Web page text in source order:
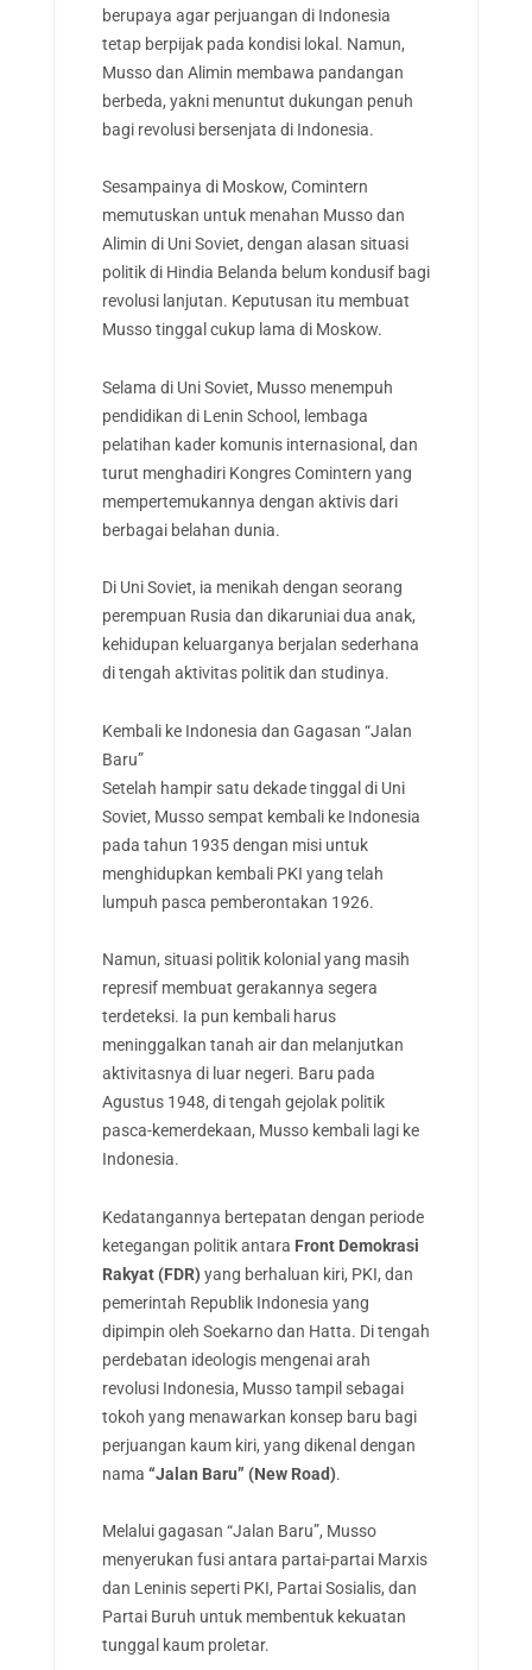
berupaya agar perjuangan di Indonesia
tetap berpijak pada kondisi lokal. Namun,
Musso dan Alimin membawa pandangan
berbeda, yakni menuntut dukungan penuh
bagi revolusi bersenjata di Indonesia.
Sesampainya di Moskow, Comintern
memutuskan untuk menahan Musso dan
Alimin di Uni Soviet, dengan alasan situasi
politik di Hindia Belanda belum kondusif bagi
revolusi lanjutan. Keputusan itu membuat
Musso tinggal cukup lama di Moskow.
Selama di Uni Soviet, Musso menempuh
pendidikan di Lenin School, lembaga
pelatihan kader komunis internasional, dan
turut menghadiri Kongres Comintern yang
mempertemukannya dengan aktivis dari
berbagai belahan dunia.
Di Uni Soviet, ia menikah dengan seorang
perempuan Rusia dan dikaruniai dua anak,
kehidupan keluarganya berjalan sederhana
di tengah aktivitas politik dan studinya.
Kembali ke Indonesia dan Gagasan “Jalan
Baru”
Setelah hampir satu dekade tinggal di Uni
Soviet, Musso sempat kembali ke Indonesia
pada tahun 1935 dengan misi untuk
menghidupkan kembali PKI yang telah
lumpuh pasca pemberontakan 1926.
Namun, situasi politik kolonial yang masih
represif membuat gerakannya segera
terdeteksi. Ia pun kembali harus
meninggalkan tanah air dan melanjutkan
aktivitasnya di luar negeri. Baru pada
Agustus 1948, di tengah gejolak politik
pasca-kemerdekaan, Musso kembali lagi ke
Indonesia.
Kedatangannya bertepatan dengan periode
ketegangan politik antara Front Demokrasi
Rakyat (FDR) yang berhaluan kiri, PKI, dan
pemerintah Republik Indonesia yang
dipimpin oleh Soekarno dan Hatta. Di tengah
perdebatan ideologis mengenai arah
revolusi Indonesia, Musso tampil sebagai
tokoh yang menawarkan konsep baru bagi
perjuangan kaum kiri, yang dikenal dengan
nama “Jalan Baru” (New Road).
Melalui gagasan “Jalan Baru”, Musso
menyerukan fusi antara partai-partai Marxis
dan Leninis seperti PKI, Partai Sosialis, dan
Partai Buruh untuk membentuk kekuatan
tunggal kaum proletar.